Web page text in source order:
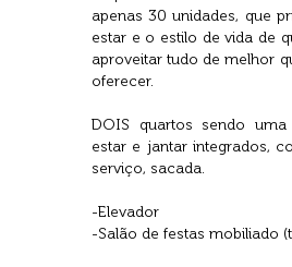
apenas 30 unidades, que
estar e o estilo de vida de
aproveitar tudo de melhor
oferecer.
DOIS quartos sendo uma
estar e jantar integrados,
serviço, sacada.
-Elevador
-Salão de festas mobiliado